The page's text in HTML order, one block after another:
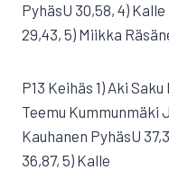
PyhäsU 30,58, 4)
29,43, 5) Miikka
P13 Keihäs 1) Aki
Teemu Kummunmäki
Kauhanen PyhäsU
36,87, 5) Kalle